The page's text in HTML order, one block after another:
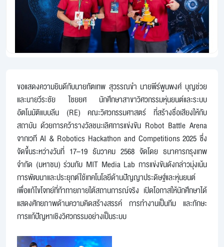
ขอแสดงความยินดีกับนายทัตเทพ สุวรรณขำ นายพีร์พูนพงศ์ บุญช่วย
และนายวีระชัย ไชยยศ นักศึกษาสาขาวิศวกรรมหุ่นยนต์และระบบ
อัตโนมัติแบบลีน (RE) คณะวิศวกรรมศาสตร์ ที่สร้างชื่อเสียงให้กับ
สถาบัน ด้วยการคว้ารางวัลชนะเลิศการแข่งขัน Robot Battle Arena
จากเวที AI & Robotics Hackathon and Competitions 2025 ซึ่ง
จัดขึ้นระหว่างวันที่ 17–19 ธันวาคม 2568 จัดโดย ธนาคารกรุงเทพ
จำกัด (มหาชน) ร่วมกับ MIT Media Lab การแข่งขันดังกล่าวมุ่งเน้น
การพัฒนาและประยุกต์ใช้เทคโนโลยีด้านปัญญาประดิษฐ์และหุ่นยนต์
เพื่อแก้ไขโจทย์ที่ท้าทายภายใต้สถานการณ์จริง เปิดโอกาสให้นักศึกษาได้
แสดงศักยภาพด้านความคิดสร้างสรรค์ การทำงานเป็นทีม และทักษะ
การแก้ปัญหาเชิงวิศวกรรมอย่างเป็นระบบ